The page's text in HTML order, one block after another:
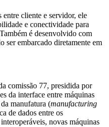
cliente e servidor, ele
e conectividade para
é desenvolvido com
ser embarcado diretamente em
comissão 77, presidida por
da interface entre máquinas
manufatura (manufacturing
de dados entre os
novas máquinas